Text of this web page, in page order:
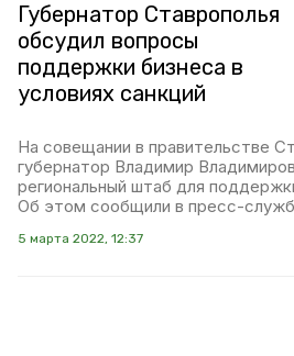
Губернатор Ставрополья
обсудил вопросы
поддержки бизнеса в
условиях санкций
На совещании в правительстве
губернатор Владимир
региональный штаб для
Об этом сообщили в пресс-
5 марта 2022, 12:37